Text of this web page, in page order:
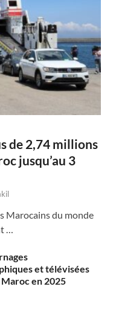
de 2,74 millions
jusqu’au 3
Marocains du monde
…
et télévisées
en 2025